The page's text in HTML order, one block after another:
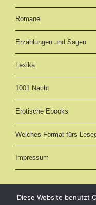
Romane
Erzählungen und Sagen
Lexika
1001 Nacht
Erotische Ebooks
Welches Format fürs
Impressum
Diese Website benutzt